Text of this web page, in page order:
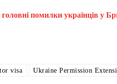
помилки українців у
visa Ukraine Permission